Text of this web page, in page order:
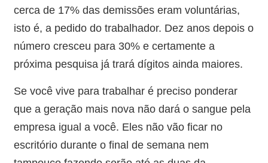
cerca de 17% das demissões eram voluntárias,
isto é, a pedido do trabalhador. Dez anos depois o
número cresceu para 30% e certamente a
próxima pesquisa já trará dígitos ainda maiores.
Se você vive para trabalhar é preciso ponderar
que a geração mais nova não dará o sangue pela
empresa igual a você. Eles não vão ficar no
escritório durante o final de semana nem